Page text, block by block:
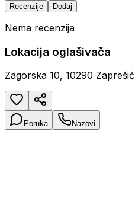
Recenzije Dodaj
Nema recenzija
Lokacija oglašivača
Zagorska 10, 10290 Zaprešić
Poruka Nazovi